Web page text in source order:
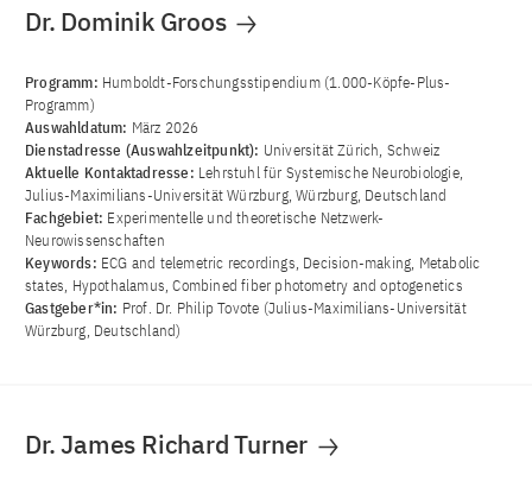
Dr. Dominik Groos
Programm: Humboldt-Forschungsstipendium (1.000-Köpfe-Plus-
Programm)
Auswahldatum: März 2026
Dienstadresse (Auswahlzeitpunkt): Universität Zürich, Schweiz
Aktuelle Kontaktadresse: Lehrstuhl für Systemische Neurobiologie,
Julius-Maximilians-Universität Würzburg, Würzburg, Deutschland
Fachgebiet: Experimentelle und theoretische Netzwerk-
Neurowissenschaften
Keywords: ECG and telemetric recordings, Decision-making, Metabolic
states, Hypothalamus, Combined fiber photometry and optogenetics
Gastgeber*in: Prof. Dr. Philip Tovote (Julius-Maximilians-Universität
Würzburg, Deutschland)
Dr. James Richard Turner